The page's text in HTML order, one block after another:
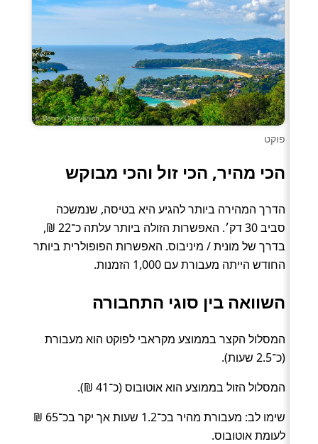
פוקט
הכי מהיר, הכי זול והכי מבוקש
הדרך המהירה ביותר להגיע היא בטיסה, שנמשכה
סביב 30 דק׳. האפשרות הזולה ביותר עלתה כ־22 ₪,
בדרך של מונית / מיניבוס. האפשרות הפופולרית ביותר
החודש הייתה מעבורת עם 1,000 הזמנות.
השוואה בין סוגי התחבורה
המסלול הקצר בממוצע מקראבי לפוקט הוא מעבורת
(כ־2.5 שעות).
המסלול הזול בממוצע הוא אוטובוס (כ־41 ₪).
שימו לב: מעבורת מהיר בכ־1.2 שעות אך יקר בכ־65 ₪
לעומת אוטובוס.